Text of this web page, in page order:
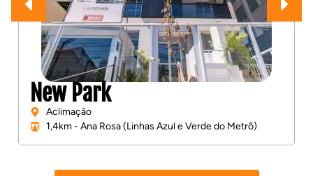
DSGN Aclimação
Aclimação
1,9 km - Estação Vergueiro (Linha Azul do Metrô)